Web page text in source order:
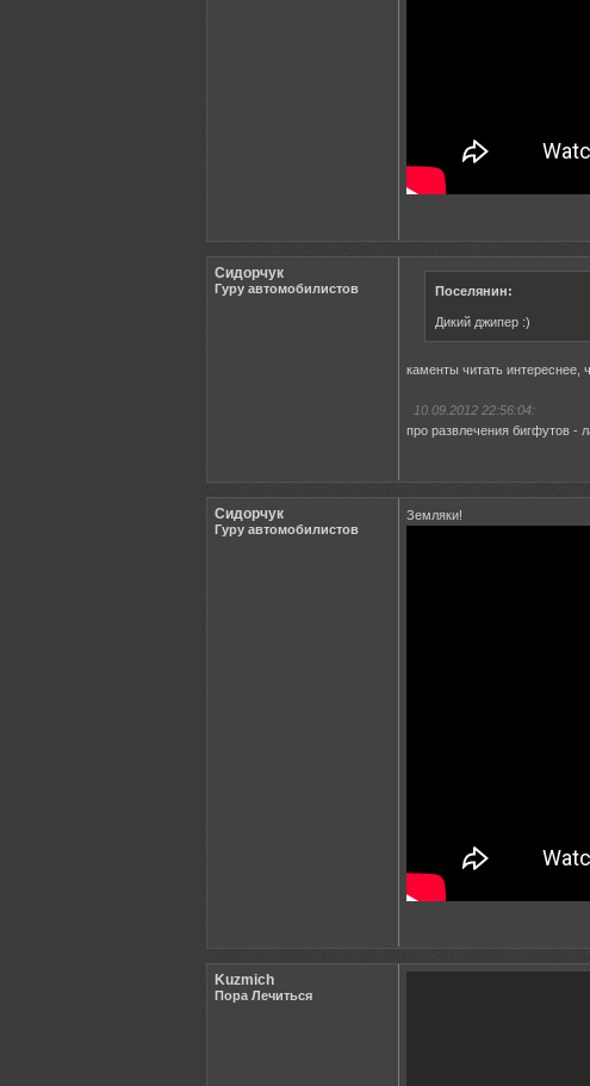
Сидорчук
Гуру автомобилистов Поселянин:
Дикий джипер :)
каменты читать интереснее,
10.09.2012 22:56:04:
про развлечения бигфутов -
Сидорчук
Гуру автомобилистов
Земляки!
Kuzmich
Пора Лечиться